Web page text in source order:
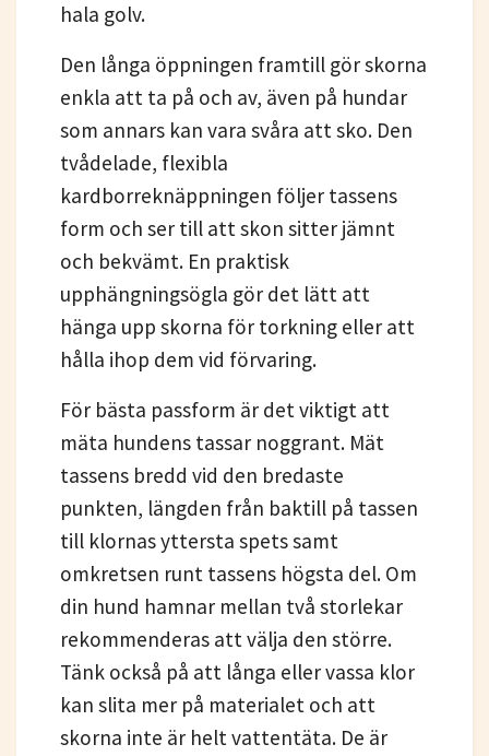
hala golv.
Den långa öppningen framtill gör skorna
enkla att ta på och av, även på hundar
som annars kan vara svåra att sko. Den
tvådelade, flexibla
kardborreknäppningen följer tassens
form och ser till att skon sitter jämnt
och bekvämt. En praktisk
upphängningsögla gör det lätt att
hänga upp skorna för torkning eller att
hålla ihop dem vid förvaring.
För bästa passform är det viktigt att
mäta hundens tassar noggrant. Mät
tassens bredd vid den bredaste
punkten, längden från baktill på tassen
till klornas yttersta spets samt
omkretsen runt tassens högsta del. Om
din hund hamnar mellan två storlekar
rekommenderas att välja den större.
Tänk också på att långa eller vassa klor
kan slita mer på materialet och att
skorna inte är helt vattentäta. De är